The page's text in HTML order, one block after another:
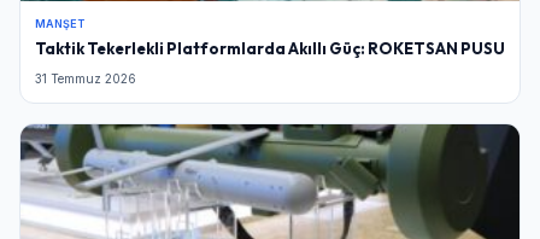
MANŞET
Taktik Tekerlekli Platformlarda Akıllı Güç: ROKETSAN PUSU
31 Temmuz 2026